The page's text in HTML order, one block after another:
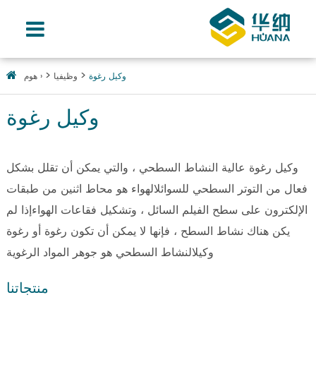
هوم › وظيفيا وكيل رغوة
وكيل رغوة
وكيل رغوة عالية النشاط السطحي ، والتي يمكن أن تقلل بشكل
فعال من التوتر السطحي للسوائلالهواء هو محاط اثنين من طبقات
الإلكترون على سطح الفيلم السائل ، وتشكيل فقاعات الهواءإذا لم
يكن هناك نشاط السطح ، فإنها لا يمكن أن تكون رغوة أو رغوة
وكيلالنشاط السطحي هو جوهر المواد الرغوية
منتجاتنا